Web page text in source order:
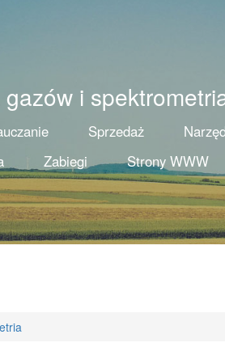
i
Sprzedaż
Zabiegi Strony WWW